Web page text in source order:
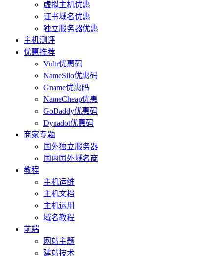
虚拟主机优惠
证书域名优惠
独立服务器优惠
主机测评
优惠推荐
Vultr优惠码
NameSilo优惠码
Gname优惠码
NameCheap优惠
GoDaddy优惠码
Dynadot优惠码
商家专题
国外独立服务器
国内国外域名商
教程
主机运维
主机文档
主机运用
域名教程
前端
网站主题
建站技术